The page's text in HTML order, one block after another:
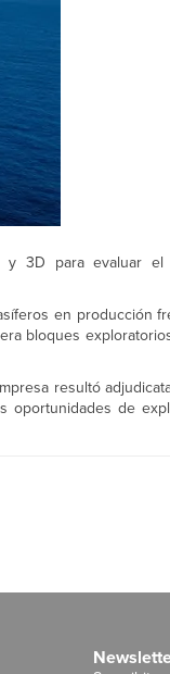
y 3D para evaluar el
en producción
bloques
resultó
oportunidades de